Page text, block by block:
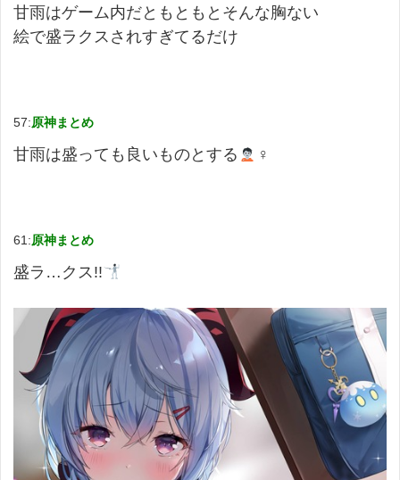
甘雨はゲーム内だともともとそんな胸ない
絵で盛ラクスされすぎてるだけ
57:原神まとめ
甘雨は盛っても良いものとする ‍♀
61:原神まとめ
盛ラ…クス!!